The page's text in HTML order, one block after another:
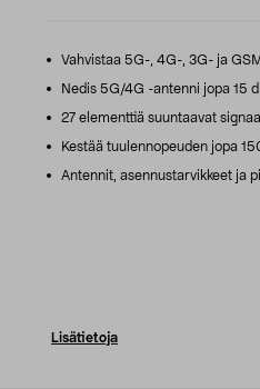
Vahvistaa 5G-, 4G-, 3G- ja
Nedis 5G/4G -antenni jopa 15
27 elementtiä suuntaavat
Kestää tuulennopeuden jopa
Antennit, asennustarvikkeet ja
Lisätietoja